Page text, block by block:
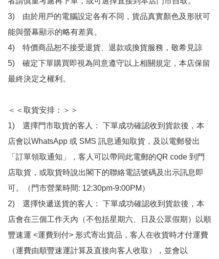
3)　由於用戶的電腦設定各有不同，貨品真實顏色及形狀可
能與螢幕顯示的略有差異。
4)　特價商品恕不接受退貨、退款或換貨服務，敬希見諒
5)　確定下單購買即視為同意遵守以上相關規定，本店保留
最終決定之權利。
＜＜取貨安排：＞＞
1)　選擇門市取貨的客人： 下單成功確認收到貨款後，本
店會以WhatsApp 或 SMS 訊息通知取貨，及以電郵發出
「訂單領取通知」，客人可以帶同此電郵的QR code 到門
店取貨，或取貨時說出閣下的聯絡電話號碼及出示訊息即
可。（門市營業時間: 12:30pm-9:00PM）
2)　選擇快遞送貨的客人： 下單成功確認收到貨款後，本
店會在三個工作天內（不包括星期六、日及公眾假期）以順
豐速運 <運費到付> 形式寄出貨品，客人在收貨時才付運費
（運費由順豐速運計算及直接向客人收取），並會以